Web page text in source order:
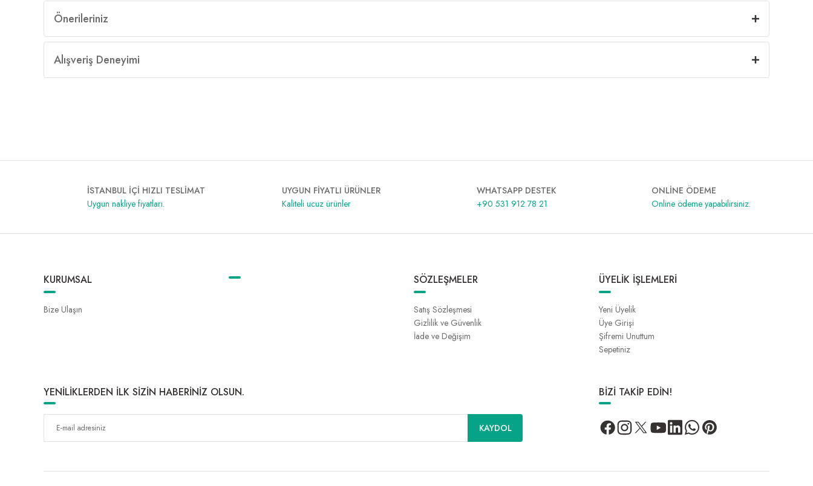
Önerileriniz
Alışveriş Deneyimi
İSTANBUL İÇİ HIZLI TESLİMAT
Uygun nakliye fiyatları.
UYGUN FİYATLI ÜRÜNLER
Kaliteli ucuz ürünler
WHATSAPP DESTEK
+90 531 912 78 21
ONLİNE ÖDEME
Online ödeme yapabilirsiniz.
KURUMSAL
Bize Ulaşın
SÖZLEŞMELER
Satış Sözleşmesi
Gizlilik ve Güvenlik
İade ve Değişim
ÜYELİK İŞLEMLERİ
Yeni Üyelik
Üye Girişi
Şifremi Unuttum
Sepetiniz
YENİLİKLERDEN İLK SİZİN HABERİNİZ OLSUN.
KAYDOL
BİZİ TAKİP EDİN!